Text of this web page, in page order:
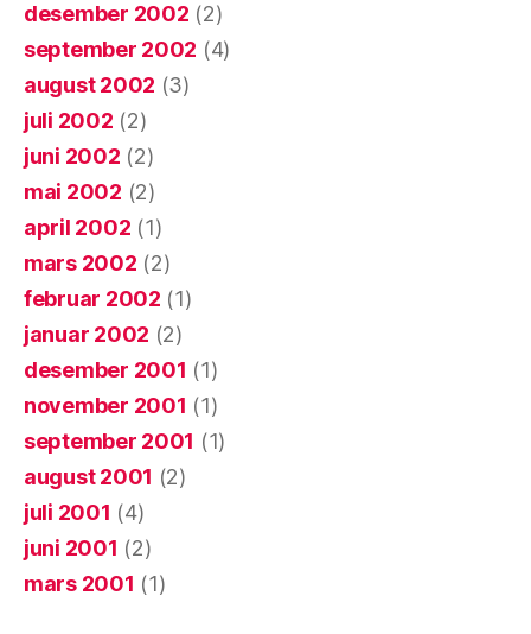
desember 2002 (2)
september 2002 (4)
august 2002 (3)
juli 2002 (2)
juni 2002 (2)
mai 2002 (2)
april 2002 (1)
mars 2002 (2)
februar 2002 (1)
januar 2002 (2)
desember 2001 (1)
november 2001 (1)
september 2001 (1)
august 2001 (2)
juli 2001 (4)
juni 2001 (2)
mars 2001 (1)